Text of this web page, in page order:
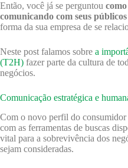
Então, você já se perguntou
comunicando com seus
forma da sua empresa de se
Neste post falamos sobre a
(T2H) fazer parte da cultura de
negócios.
Comunicação estratégica e
Com o novo perfil do
com as ferramentas de buscas
vital para a sobrevivência dos
sejam consideradas.